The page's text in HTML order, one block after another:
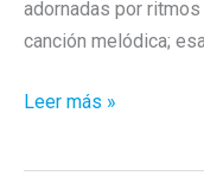
adornadas por
canción melódica; esa
Soleá
Leer más »